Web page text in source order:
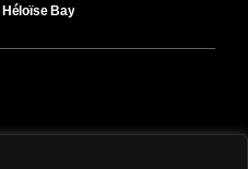
Bay